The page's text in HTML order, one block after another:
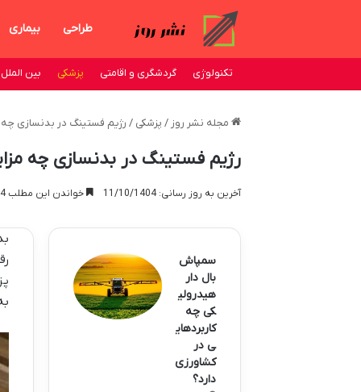
طراحی بیماری
تکنولوژی گردشگری و اقامتی پزشکی بین الملل
مجله نشر روز / پزشکی / رژیم فستینگ در بدنسازی چه
رژیم فستینگ در بدنسازی چه
آخرین به روز رسانی: 11/10/1404 خواندن این مطلب 4 دقیقه زمان میبرد
سمپاش
بال دار
هیدرولی
کی چه
کاربردهای
ی در
کشاورزی
دارد؟